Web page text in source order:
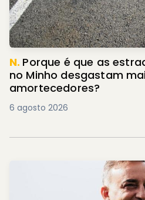
N. Porque é que as
no Minho desgastam
amortecedores?
6 agosto 2026